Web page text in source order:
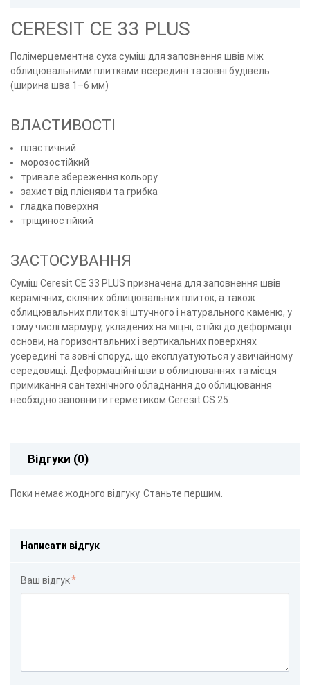
CERESIT CE 33 PLUS
Полімерцементна суха суміш для заповнення швів між
облицювальними плитками всередині та зовні будівель
(ширина шва 1–6 мм)
ВЛАСТИВОСТІ
пластичний
морозостійкий
тривале збереження кольору
захист від плісняви та грибка
гладка поверхня
тріщиностійкий
ЗАСТОСУВАННЯ
Суміш Ceresit СЕ 33 PLUS призначена для заповнення швів
керамічних, скляних облицювальних плиток, а також
облицювальних плиток зі штучного і натурального каменю, у
тому числі мармуру, укладених на міцні, стійкі до деформації
основи, на горизонтальних і вертикальних поверхнях
усередині та зовні споруд, що експлуатуються у звичайному
середовищі. Деформаційні шви в облицюваннях та місця
примикання сантехнічного обладнання до облицювання
необхідно заповнити герметиком Ceresit CS 25.
Відгуки (0)
Поки немає жодного відгуку. Станьте першим.
Написати відгук
Ваш відгук